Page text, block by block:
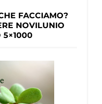
FACCIAMO?
NOVILUNIO
5×1000